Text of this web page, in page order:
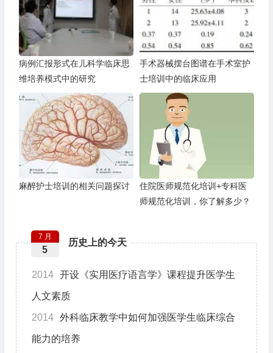
病例汇报形式在儿科学临床思
维培养模式中的研究
手术器械摆台图谱在手术室护
士培训中的临床应用
麻醉护士培训的相关问题探讨
住院医师规范化培训+专科医
师规范化培训，你了解多少？
历史上的今天
7 月
5
2014 开设《实用医疗语言学》课程提升医学生
人文素质
2014 外科临床教学中如何加强医学生临床综合
能力的培养